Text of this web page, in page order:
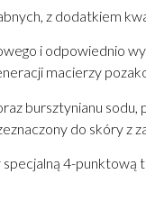
z dodatkiem
i odpowiednio
macierzy
bursztynianu
do skóry z
4-punktową